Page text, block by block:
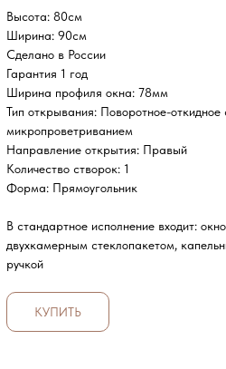
Высота: 80см
Ширина: 90см
Сделано в России
Гарантия 1 год
Ширина профиля окна: 78мм
Тип открывания: Поворотное-откидное
микропроветриванием
Направление открытия: Правый
Количество створок: 1
Форма: Прямоугольник
В стандартное исполнение входит:
двухкамерным стеклопакетом,
ручкой
КУПИТЬ